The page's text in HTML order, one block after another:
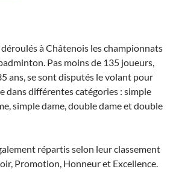
à Châtenois les championnats
Pas moins de 135 joueurs,
ans, se sont disputés le volant pour
dans différentes catégories : simple
simple dame, double dame et double
répartis selon leur classement
Promotion, Honneur et Excellence.